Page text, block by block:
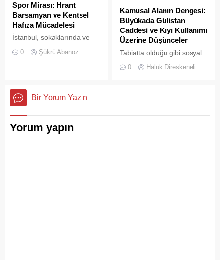
Spor Mirası: Hrant
Barsamyan ve Kentsel
Hafıza Mücadelesi
İstanbul, sokaklarında ve
yüzyıllardır biriktirdiği çok
0 Şükrü Abanoz
Kamusal Alanın Dengesi:
Büyükada Gülistan
Caddesi ve Kıyı Kullanımı
Üzerine Düşünceler
Tabiatta olduğu gibi sosyal
hayatta da boşluklar uzun
süre karşılıksız kalmaz;
0 Haluk Direskeneli
Bir Yorum Yazın
Yorum yapın